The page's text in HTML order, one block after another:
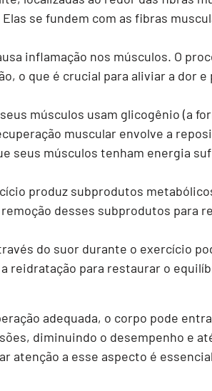
se fundem com as fibras
inflamação nos músculos. O
o que é crucial para aliviar a dor
músculos usam glicogênio (a
muscular envolve a
seus músculos tenham energia
produz subprodutos
desses subprodutos para
do suor durante o exercício
reidratação para restaurar o
adequada, o corpo pode
diminuindo o desempenho e
atenção a esse aspecto é